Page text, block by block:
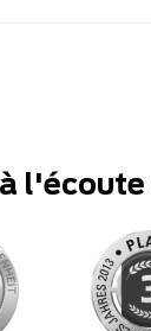
l'écoute